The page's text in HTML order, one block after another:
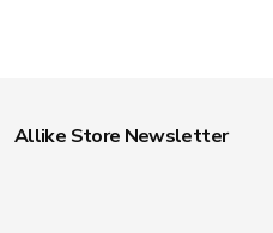
Allike Store Newsletter